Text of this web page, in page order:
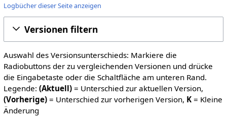
Logbücher dieser Seite anzeigen
Versionen filtern
Auswahl des Versionsunterschieds: Markiere die
Radiobuttons der zu vergleichenden Versionen und drücke
die Eingabetaste oder die Schaltfläche am unteren Rand.
Legende: (Aktuell)= Unterschied zur aktuellen Version,
(Vorherige)= Unterschied zur vorherigen Version, K= Kleine
Änderung